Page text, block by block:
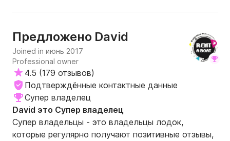
Предложено David
Joined in июнь 2017
Professional owner
4.5 (179 отзывов)
Подтверждённые контактные данные
Супер владелец
David это Супер владелец
Супер владельцы - это владельцы лодок,
которые регулярно получают позитивные отзывы,